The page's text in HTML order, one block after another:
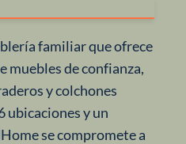
familiar que ofrece
muebles de confianza,
y colchones
ubicaciones y un
se compromete a